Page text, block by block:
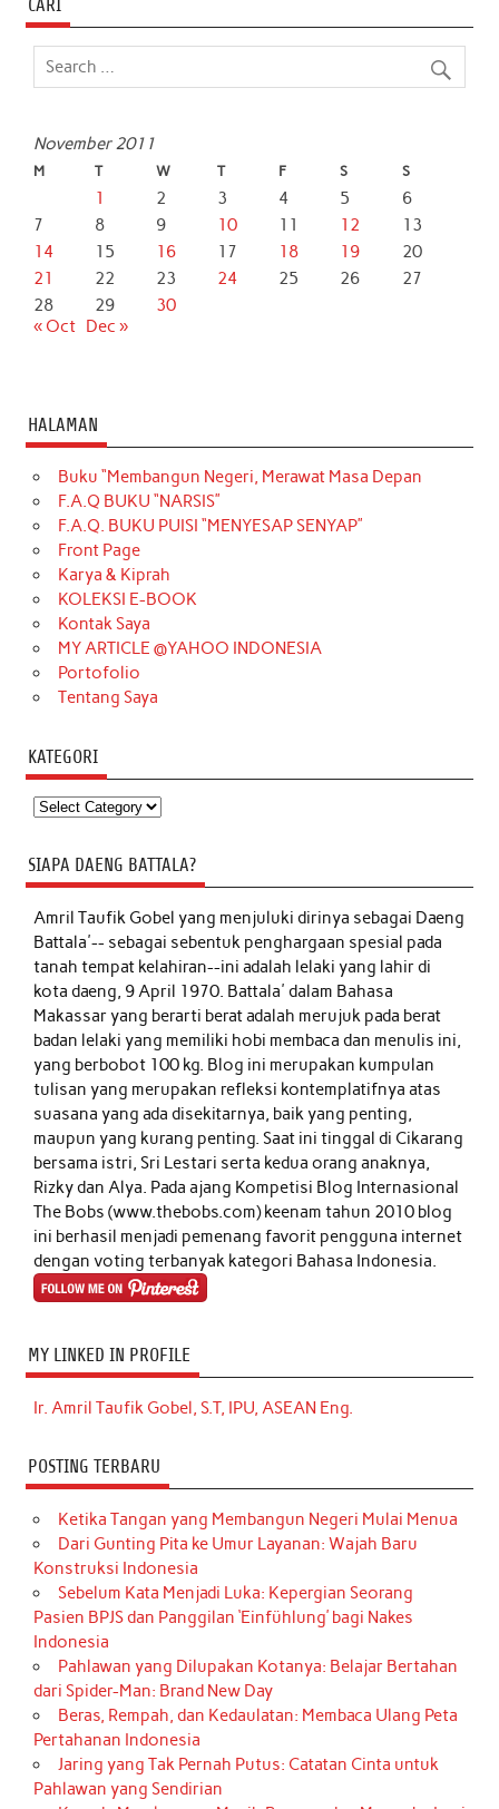
o
o
e
A
d
CARI
November 2011
M T W T F S S
1 2 3 4 5
6
7
8 9 10 11 12
13
14
15 16 17 18 19
20
21
22 23 24 25 26
27
28
29
30
« Oct
Dec »
HALAMAN
Buku “Membangun Negeri, Merawat Masa Depan
F.A.Q BUKU “NARSIS”
F.A.Q. BUKU PUISI “MENYESAP SENYAP”
Front Page
Karya & Kiprah
KOLEKSI E-BOOK
Kontak Saya
MY ARTICLE @YAHOO INDONESIA
Portofolio
Tentang Saya
KATEGORI
Kategori
SIAPA DAENG BATTALA?
Amril Taufik Gobelyang menjuluki dirinya sebagai Daeng
Battala'-- sebagai sebentuk penghargaan spesial pada
tanah tempat kelahiran--ini adalah lelaki yang lahir di
kota daeng, 9 April 1970. Battala' dalam Bahasa
Makassar yang berarti berat adalah merujuk pada berat
badan lelaki yang memiliki hobi membaca dan menulis ini,
yang berbobot 100 kg. Blog ini merupakan kumpulan
tulisan yang merupakan refleksi kontemplatifnya atas
suasana yang ada disekitarnya, baik yang penting,
maupun yang kurang penting. Saat ini tinggal di Cikarang
bersama istri, Sri Lestari serta kedua orang anaknya,
Rizky dan Alya. Pada ajang Kompetisi Blog Internasional
The Bobs (www.thebobs.com) keenam tahun 2010 blog
ini berhasil menjadi pemenang favorit pengguna internet
dengan voting terbanyak kategori Bahasa Indonesia.
MY LINKED IN PROFILE
Ir. Amril Taufik Gobel, S.T, IPU, ASEAN Eng.
POSTING TERBARU
Ketika Tangan yang Membangun Negeri Mulai Menua
Dari Gunting Pita ke Umur Layanan: Wajah Baru
Konstruksi Indonesia
Sebelum Kata Menjadi Luka: Kepergian Seorang
Pasien BPJS dan Panggilan ‘Einfühlung’ bagi Nakes
Indonesia
Pahlawan yang Dilupakan Kotanya: Belajar Bertahan
dari Spider-Man: Brand New Day
Beras, Rempah, dan Kedaulatan: Membaca Ulang Peta
Pertahanan Indonesia
Jaring yang Tak Pernah Putus: Catatan Cinta untuk
Pahlawan yang Sendirian